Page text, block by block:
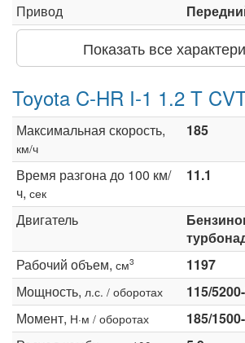
Привод
Показать все
Toyota C-HR I-1 1.2 T
Максимальная скорость,
км/ч
185
Время разгона до 100 км/
ч, сек
11.1
Двигатель
Рабочий объем, см3
1197
Мощность, л.с. / оборотах
115/
Момент, Н·м / оборотах
185/